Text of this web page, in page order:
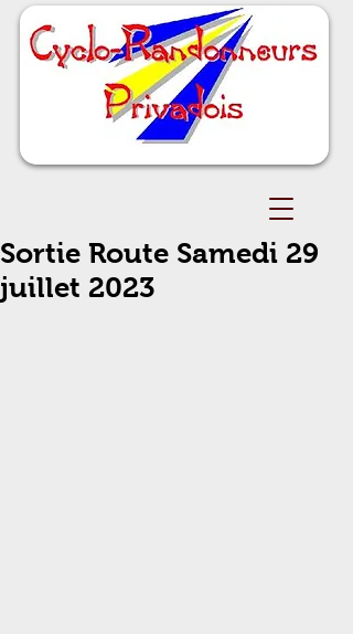
Sortie Route Samedi 29
juillet 2023